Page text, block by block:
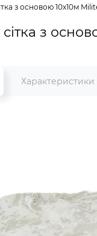
з основою 10х10м
з
Характеристики